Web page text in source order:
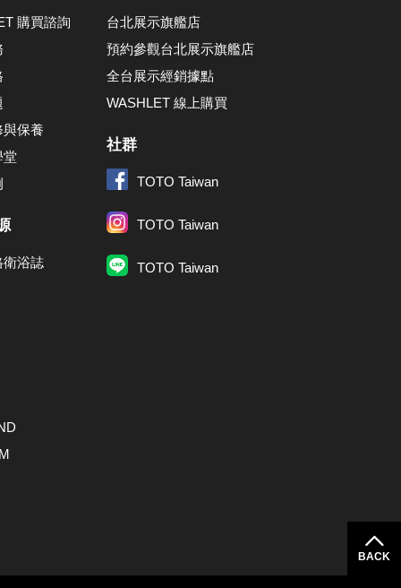
購買諮詢
保養
堂
衛浴誌
台北展示旗艦店
預約參觀台北展示旗艦店
全台展示經銷據點
WASHLET 線上購買
社群
TOTO Taiwan
TOTO Taiwan
TOTO Taiwan
BACK